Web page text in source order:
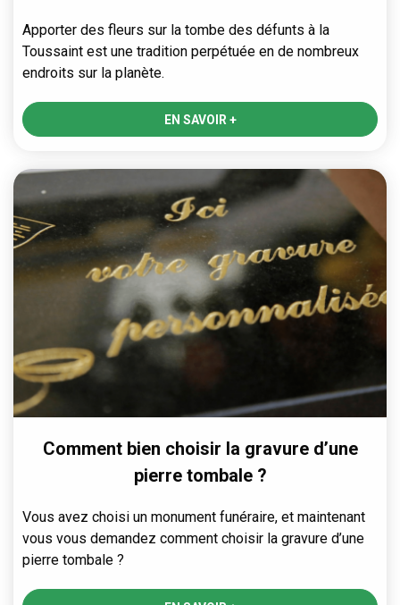
Apporter des fleurs sur la tombe des défunts à la
Toussaint est une tradition perpétuée en de nombreux
endroits sur la planète.
EN SAVOIR +
Comment bien choisir la gravure d’une
pierre tombale ?
Vous avez choisi un monument funéraire, et maintenant
vous vous demandez comment choisir la gravure d’une
pierre tombale ?